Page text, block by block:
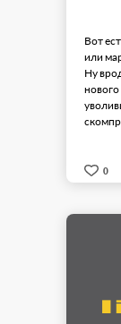
Вот
или
Ну
0